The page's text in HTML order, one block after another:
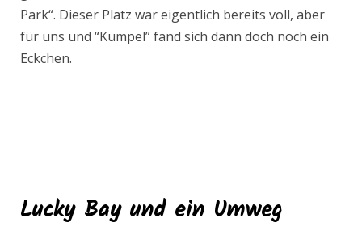
Park“. Dieser Platz war eigentlich bereits voll, aber
für uns und “Kumpel” fand sich dann doch noch ein
Eckchen.
Lucky Bay und ein Umweg